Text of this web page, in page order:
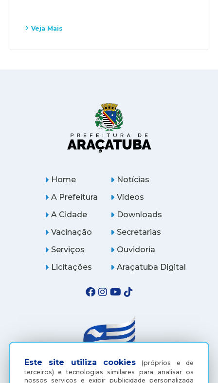
Veja Mais
Este site utiliza cookies (próprios e de
terceiros) e tecnologias similares para analisar os
nossos serviços e exibir publicidade personalizada
Home
A Prefeitura
A Cidade
Notícias
Vídeos
Downloads
Vacinação
Serviços
Licitações
Secretarias
Ouvidoria
Araçatuba Digital